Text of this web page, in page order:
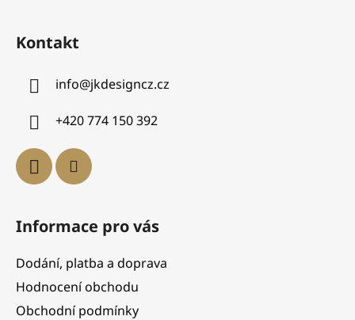
Kontakt
info@jkdesigncz.cz
+420 774 150 392
Informace pro vás
Dodání, platba a doprava
Hodnocení obchodu
Obchodní podmínky